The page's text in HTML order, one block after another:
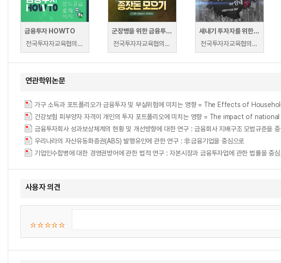
금융투자 HOWTO
전국투자자교육협의회 | 전국투자자교육협의회
군장병을 위한 금융투자 아카데미
전국투자자교육협의회 | 전국투자자교육협의회
새내기 투자자를 위한 안내
전국투자자교육협의회 |
연관학위논문
가구 소득과 포트폴리오가 금융투자 및 부실위험에 미치는 영향 = The Effects of
건강보험 피부양자 자격이 개인의 투자 포트폴리오에 미치는 영향 = The impact of
금융투자회사 성과보상체계의 현황 및 개선방향에 대한 연구 : 금융회사 지배구조 모범규준을 중
우리나라의 자산유동화증권(ABS) 발행유인에 관한 연구 : 非금융기업을 중심으로
기업인수합병에 대한 경영권방어에 관한 법적 연구 : 자본시장과 금융투자업에 관한 법률을 중심
사용자 의견